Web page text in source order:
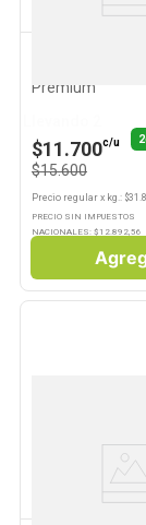
Premium
$11.700c/u
$15.600
Precio regular x kg. : $
PRECIO SIN IMPUESTOS
NACIONALES: $ 12.892,56
Ver